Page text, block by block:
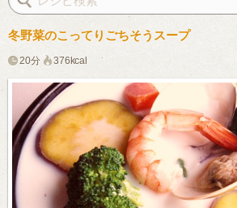
レシピ
冬野菜のこってりごちそうスープ
20分 376kcal